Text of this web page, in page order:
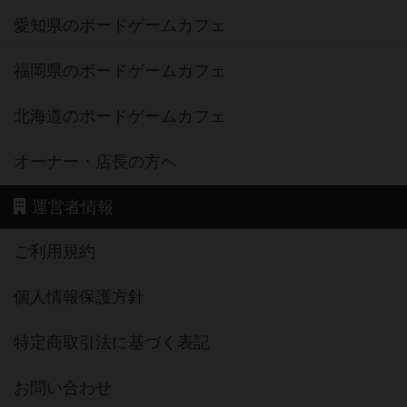
愛知県のボードゲームカフェ
福岡県のボードゲームカフェ
北海道のボードゲームカフェ
オーナー・店長の方へ
運営者情報
ご利用規約
個人情報保護方針
特定商取引法に基づく表記
お問い合わせ